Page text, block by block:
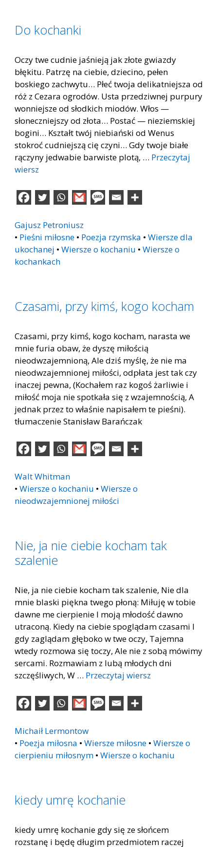
Do kochanki
Oczy twe cudnie jaśnieją jak złote gwiazdy
błękitu. Patrzę na ciebie, dziecino, pełen
boskiego zachwytu… Płeć twoja delikatniejsza od
róż z Cezara ogrodów. Usta przedziwnej purpury
wonniejsze od słodkich miodów. Włos —
słoneczniejszy od złota… Postać — nieziemskiej
bogini… Kształt twój niebiański od Wenus
stokroć cudniejszą cię czyni… Gdy twoje białe
rączyny jedwabie barwiste plotą, … Przeczytaj
wiersz
Gajusz Petroniusz
• Pieśni miłosne • Poezja rzymska • Wiersze dla
ukochanej • Wiersze o kochaniu • Wiersze o
kochankach
Czasami, przy kimś, kogo kocham
Czasami, przy kimś, kogo kocham, narasta we
mnie furia obaw, że dyszę miłością
nieodwzajemnioną, Ale dziś myślę, że nie ma
nieodwzajemnionej miłości, odpłata jest tak czy
inaczej pewna, (Kochałem raz kogoś żarliwie i
miłość moja nie spotkała się z wzajemnością, A
jednak przez to właśnie napisałem te pieśni).
tłumaczenie Stanisław Barańczak
Walt Whitman
• Wiersze o kochaniu • Wiersze o
nieodwzajemnionej miłości
Nie, ja nie ciebie kocham tak
szalenie
Nie, ja nie ciebie kocham tak szalenie, Nie dla
mnie blaski piękna twego płoną: Miłuję w tobie
dawne me cierpienie I moją młodość dawno
utraconą. Kiedy na ciebie spoglądam czasami I
gdy zaglądam głęboko w twe oczy, Tajemna
wtedy rozmowa się toczy, Ale nie z sobą mówimy
sercami. Rozmawiam z lubą młodych dni
szczęśliwych, W … Przeczytaj wiersz
Michaił Lermontow
• Poezja miłosna • Wiersze miłosne • Wiersze o
cierpieniu miłosnym • Wiersze o kochaniu
kiedy umrę kochanie
kiedy umrę kochanie gdy się ze słońcem
rozstanę i będę długim przedmiotem raczej